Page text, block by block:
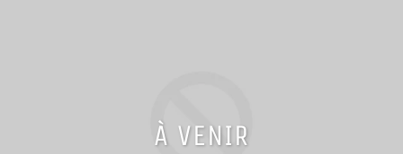
À VENIR